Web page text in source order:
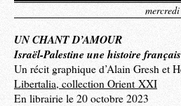
UN CHANT D’AMOUR
Israël-Palestine une histoire
Un récit graphique d’Alain Gresh et
Libertalia, collection Orient XXI
En librairie le 20 octobre 2023